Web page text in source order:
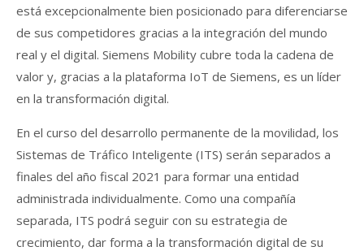
está excepcionalmente bien posicionado para diferenciarse
de sus competidores gracias a la integración del mundo
real y el digital. Siemens Mobility cubre toda la cadena de
valor y, gracias a la plataforma IoT de Siemens, es un líder
en la transformación digital.
En el curso del desarrollo permanente de la movilidad, los
Sistemas de Tráfico Inteligente (ITS) serán separados a
finales del año fiscal 2021 para formar una entidad
administrada individualmente. Como una compañía
separada, ITS podrá seguir con su estrategia de
crecimiento, dar forma a la transformación digital de su